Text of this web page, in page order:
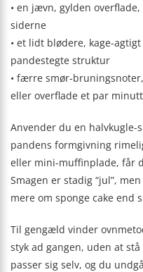
• en jævn, gylden
siderne
• et lidt blødere, kage-
pandestegte struktur
• færre
eller overflade et par
Anvender du en
pandens formgivning
eller mini-muffinplade, får
Smagen er stadig “jul”,
mere om sponge cake end
Til gengæld vinder
styk ad gangen, uden at
passer sig selv, og du